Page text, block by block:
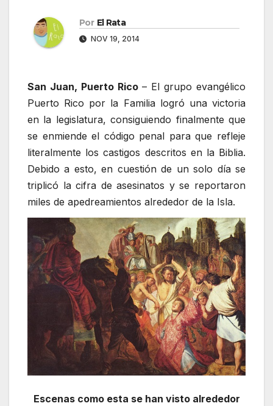
Por El Rata
NOV 19, 2014
San Juan, Puerto Rico– El grupo evangélico
Puerto Rico por la Familia logró una victoria
en la legislatura, consiguiendo finalmente que
se enmiende el código penal para que refleje
literalmente los castigos descritos en la Biblia.
Debido a esto, en cuestión de un solo día se
triplicó la cifra de asesinatos y se reportaron
miles de apedreamientos alrededor de la Isla.
Escenas como esta se han visto alrededor